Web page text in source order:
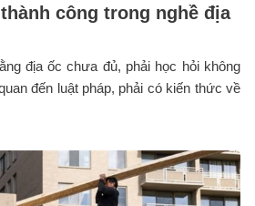
công trong nghề địa
địa ốc chưa đủ, phải học hỏi không
đến luật pháp, phải có kiến thức về